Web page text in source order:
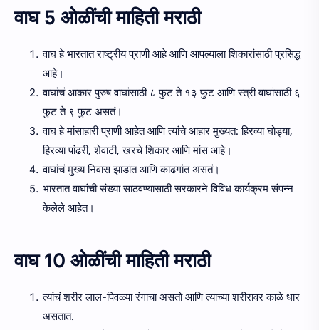
वाघ 5 ओळींची माहिती मराठी
वाघ हे भारतात राष्ट्रीय प्राणी आहे आणि आपल्याला शिकारांसाठी प्रसिद्ध
आहे।
वाघांचं आकार पुरुष वाघांसाठी ८ फुट ते १३ फुट आणि स्त्री वाघांसाठी ६
फुट ते ९ फुट असतं।
वाघ हे मांसाहारी प्राणी आहेत आणि त्यांचे आहार मुख्यत: हिरव्या घोड्या,
हिरव्या पांढरी, शेवाटी, खरचे शिकार आणि मांस आहे।
वाघांचं मुख्य निवास झाडांत आणि काढगांत असतं।
भारतात वाघांची संख्या साठवण्यासाठी सरकारने विविध कार्यक्रम संपन्न
केलेले आहेत।
वाघ 10 ओळींची माहिती मराठी
त्यांचं शरीर लाल-पिवळ्या रंगाचा असतो आणि त्याच्या शरीरावर काळे धार
असतात.